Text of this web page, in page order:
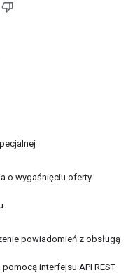
o wygaśnięciu oferty
powiadomień z obsługą
interfejsu API REST